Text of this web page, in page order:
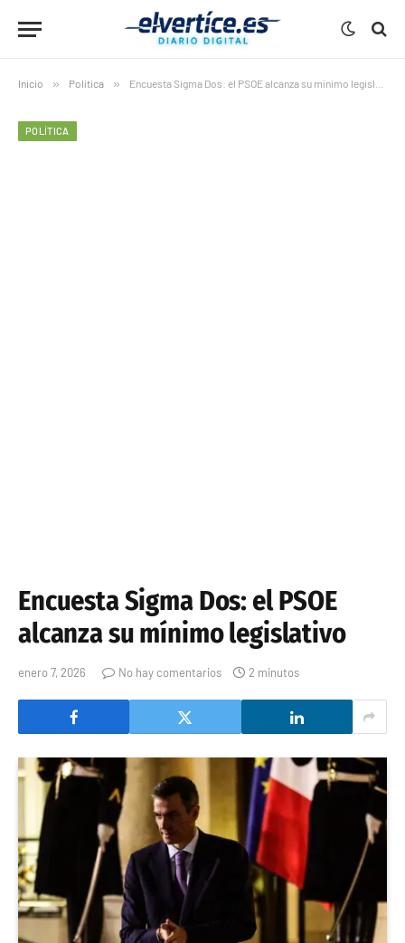
Inicio » Política » Encuesta Sigma Dos: el PSOE alcanza su mínimo legislativo
POLÍTICA
Encuesta Sigma Dos: el PSOE
alcanza su mínimo legislativo
enero 7, 2026 No hay comentarios 2 minutos